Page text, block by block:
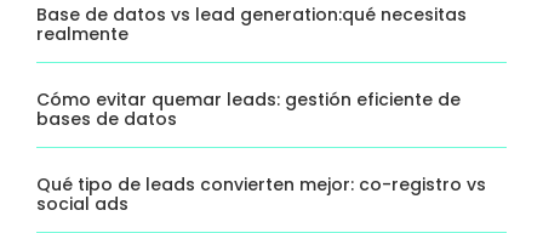
Base de datos vs lead generation:qué necesitas
realmente
Cómo evitar quemar leads: gestión eficiente de
bases de datos
Qué tipo de leads convierten mejor: co-registro vs
social ads